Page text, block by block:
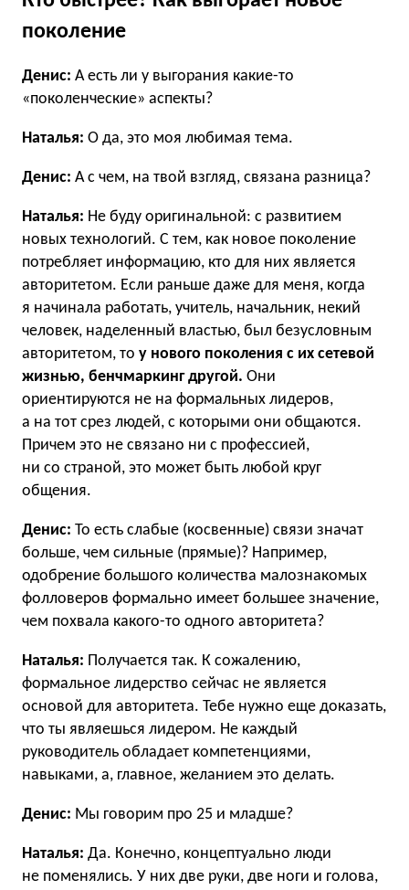
поколение
Денис: А есть ли у выгорания какие-то
«поколенческие» аспекты?
Наталья: О да, это моя любимая тема.
Денис: А с чем, на твой взгляд, связана разница?
Наталья: Не буду оригинальной: с развитием
новых технологий. С тем, как новое поколение
потребляет информацию, кто для них является
авторитетом. Если раньше даже для меня, когда
я начинала работать, учитель, начальник, некий
человек, наделенный властью, был безусловным
авторитетом, то у нового поколения с их сетевой
жизнью, бенчмаркинг другой. Они
ориентируются не на формальных лидеров,
а на тот срез людей, с которыми они общаются.
Причем это не связано ни с профессией,
ни со страной, это может быть любой круг
общения.
Денис: То есть слабые (косвенные) связи значат
больше, чем сильные (прямые)? Например,
одобрение большого количества малознакомых
фолловеров формально имеет большее значение,
чем похвала какого-то одного авторитета?
Наталья: Получается так. К сожалению,
формальное лидерство сейчас не является
основой для авторитета. Тебе нужно еще доказать,
что ты являешься лидером. Не каждый
руководитель обладает компетенциями,
навыками, а, главное, желанием это делать.
Денис: Мы говорим про 25 и младше?
Наталья: Да. Конечно, концептуально люди
не поменялись. У них две руки, две ноги и голова,